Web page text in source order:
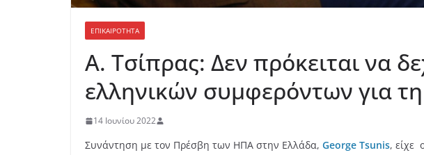
ΕΠΙΚΑΙΡΟΤΗΤΑ
Α. Τσίπρας: Δεν πρόκειται να
ελληνικών συμφερόντων για
14 Ιουνίου 2022
Συνάντηση με τον Πρέσβη των ΗΠΑ στην Ελλάδα, George Tsunis, είχε